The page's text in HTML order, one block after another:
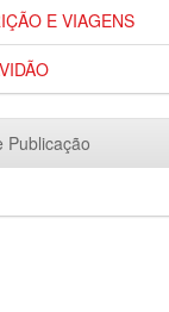
E VIAGENS
Publicação